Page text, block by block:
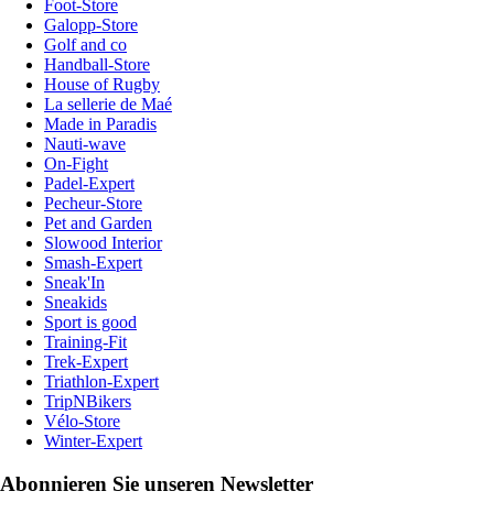
Foot-Store
Galopp-Store
Golf and co
Handball-Store
House of Rugby
La sellerie de Maé
Made in Paradis
Nauti-wave
On-Fight
Padel-Expert
Pecheur-Store
Pet and Garden
Slowood Interior
Smash-Expert
Sneak'In
Sneakids
Sport is good
Training-Fit
Trek-Expert
Triathlon-Expert
TripNBikers
Vélo-Store
Winter-Expert
Abonnieren Sie unseren Newsletter